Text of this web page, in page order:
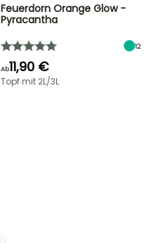
Feuerdorn Orange Glow -
Pyracantha
12
Ab11,90 €
Topf mit 2L/3L